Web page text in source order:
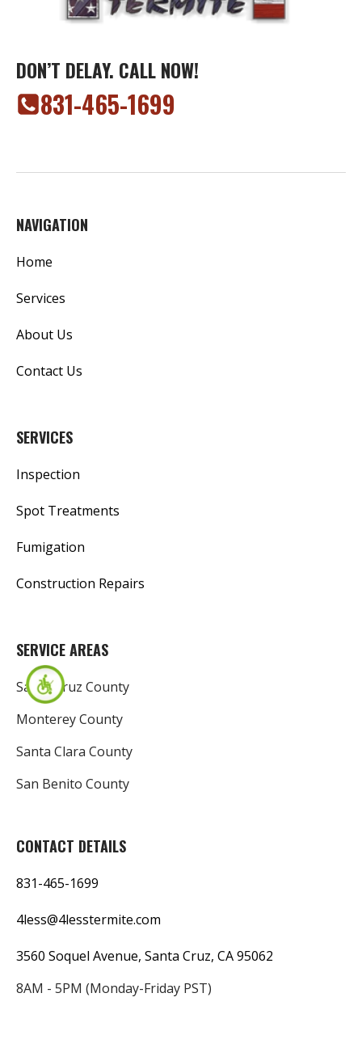
DON’T DELAY. CALL NOW!
‭831-465-1699‬
NAVIGATION
Home
Services
About Us
Contact Us
SERVICES
Inspection
Spot Treatments
Fumigation
Construction Repairs
SERVICE AREAS
Santa Cruz County
Monterey County
Santa Clara County
San Benito County
CONTACT DETAILS
831-465-1699
4less@4lesstermite.com
3560 Soquel Avenue, Santa Cruz, CA 95062
8AM - 5PM (Monday-Friday PST)